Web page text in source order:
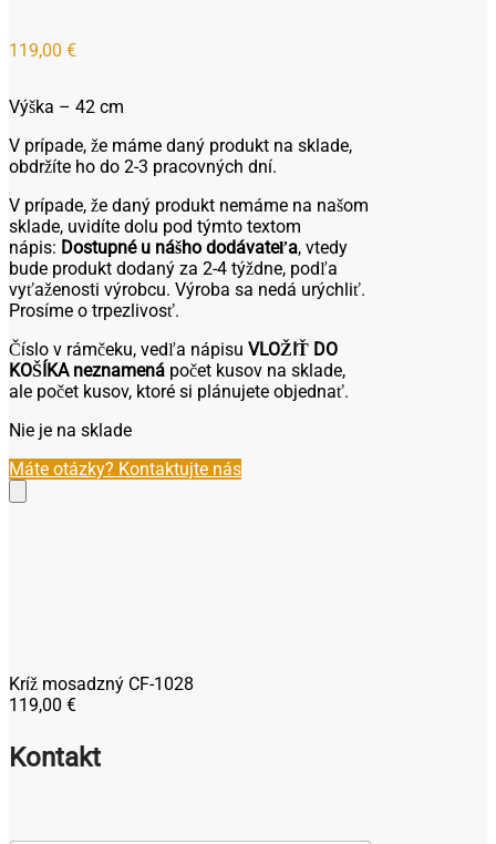
119,00 €
Výška – 42 cm
V prípade, že máme daný produkt na sklade,
obdržíte ho do 2-3 pracovných dní.
V prípade, že daný produkt nemáme na našom
sklade, uvidíte dolu pod týmto textom
nápis: Dostupné u nášho dodávateľa, vtedy
bude produkt dodaný za 2-4 týždne, podľa
vyťaženosti výrobcu. Výroba sa nedá urýchliť.
Prosíme o trpezlivosť.
Číslo v rámčeku, vedľa nápisu VLOŽIŤ DO
KOŠÍKA neznamená počet kusov na sklade,
ale počet kusov, ktoré si plánujete objednať.
Nie je na sklade
Máte otázky? Kontaktujte nás
Kríž mosadzný CF-1028
119,00 €
Kontakt